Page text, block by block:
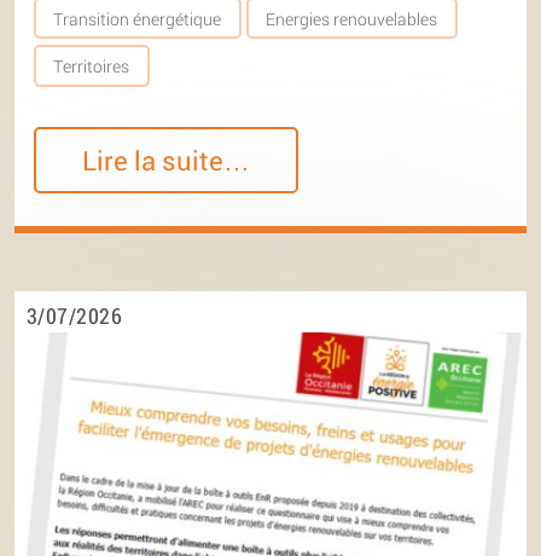
Transition énergétique Energies renouvelables
Territoires
Lire la suite…
3/07/2026